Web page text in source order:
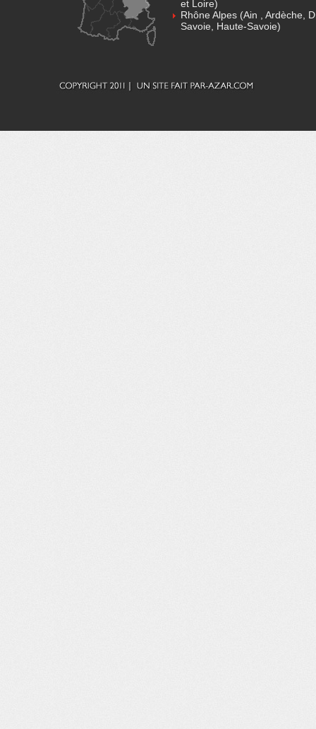
et Loire)
Rhône Alpes (Ain , Ardèche,
Savoie, Haute-Savoie)